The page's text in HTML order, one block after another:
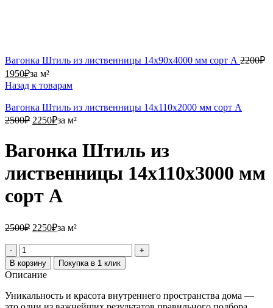
Вагонка Штиль из лиственницы 14х90х4000 мм сорт А 2200₽
1950₽1950₽.
за м²
Назад к товарам
Вагонка Штиль из лиственницы 14х110х2000 мм сорт А
2500₽ 2500₽.
2250₽2250₽.
за м²
Вагонка Штиль из
лиственницы 14х110х3000 мм
сорт А
2500₽ 2500₽.
2250₽2250₽.
за м²
Количество
товара
Вагонка
Штиль
из
лиственницы
В корзину Покупка в 1 клик
Описание
Уникальность и красота внутреннего пространства дома —